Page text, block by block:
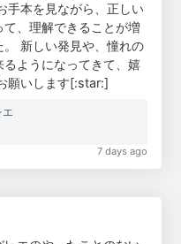
手本を見ながら、正しい
、理解できることが増
新しい発見や、憧れの
ようになってきて、嬉
願いします[:star:]︎
7 days ago